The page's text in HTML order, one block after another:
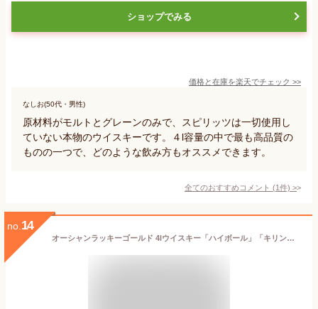
ショップでみる
価格と在庫を楽天でチェック >>
なしお(50代・男性)
原材料がモルトとグレーンのみで、スピリッツは一切使用し
ていない本物のウイスキーです。４l容量の中で最も高品質の
ものの一つで、どのような飲み方もオススメできます。
全てのおすすめコメント (1件) >
no. 14
オーシャンラッキーゴールド 4lウイスキー「ハイボール」「キリン」「ブレンテッド ウイスキー」「父の日」「母の日」「ペットボトル」「業務用」「家飲み」「飲み会」